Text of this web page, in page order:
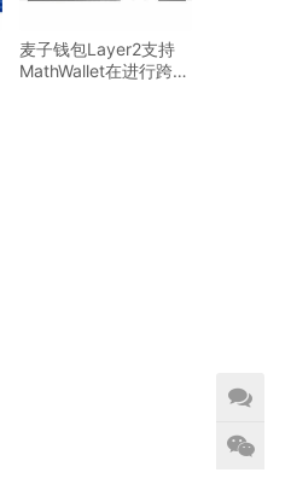
麦子钱包Layer2支持
MathWallet在进行跨链